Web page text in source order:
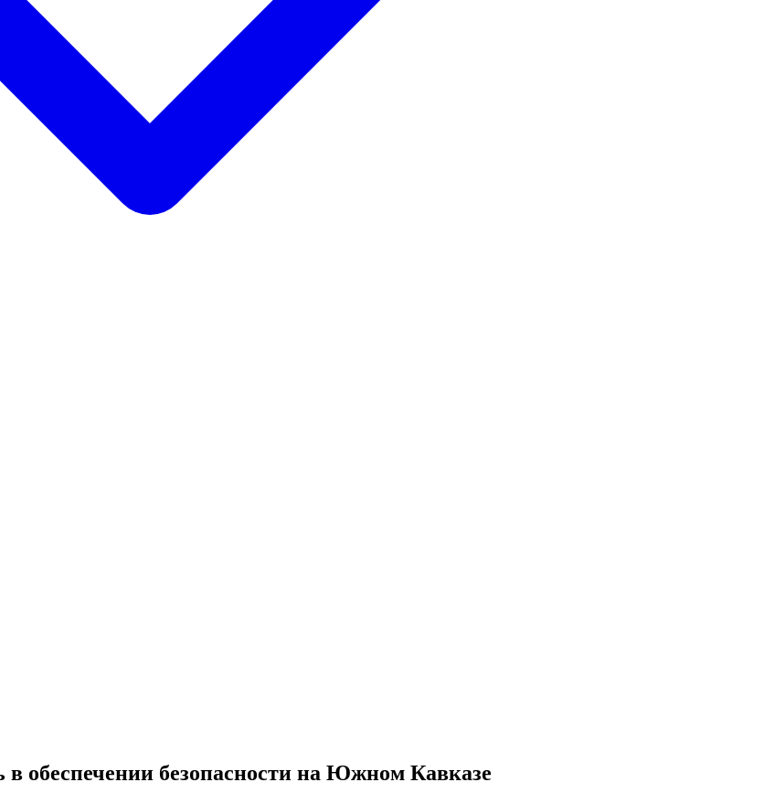
обеспечении безопасности на Южном Кавказе